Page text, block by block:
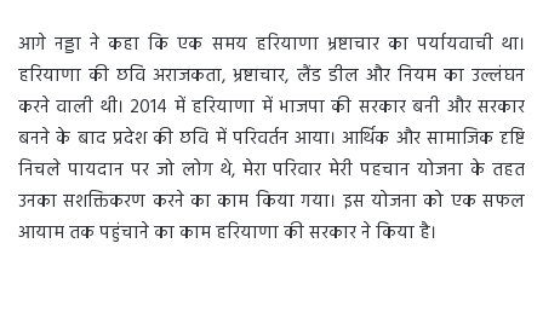
आगे नड्डा ने कहा कि एक समय हरियाणा भ्रष्टाचार का पर्यायवाची था।
हरियाणा की छवि अराजकता, भ्रष्टाचार, लैंड डील और नियम का उल्लंघन
करने वाली थी। 2014 में हरियाणा में भाजपा की सरकार बनी और सरकार
बनने के बाद प्रदेश की छवि में परिवर्तन आया। आर्थिक और सामाजिक दृष्टि
निचले पायदान पर जो लोग थे, मेरा परिवार मेरी पहचान योजना के तहत
उनका सशक्तिकरण करने का काम किया गया। इस योजना को एक सफल
आयाम तक पहुंचाने का काम हरियाणा की सरकार ने किया है।